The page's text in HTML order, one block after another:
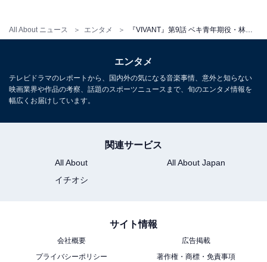
All About ニュース エンタメ
ぱ良い仕事をするよな。役所広司が演じるベキの青年期
を見事に演じきってる」などのコメントが続出していま
す。
また、ラストの衝撃展開には「最終回どうまとめるんだ
ろう」「テントが孤児救済に力を入れていると知った
今、乃木が別班としてテントを潰すことは考えにくい」
野崎（阿部寛）が最後にどう関わってくるのかにも期待
エンタメ
テレビドラマのレポートから、国内外の気になる音楽事情、意外と知らない
映画業界や作品の考察、話題のスポーツニュースまで、旬のエンタメ情報を
幅広くお届けしています。
関連サービス
All About
All About Japan
イチオシ
サイト情報
会社概要
広告掲載
プライバシーポリシー
著作権・商標・免責事項